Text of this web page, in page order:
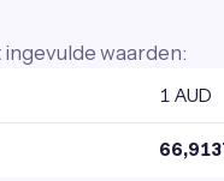
waarden:
1 AUD